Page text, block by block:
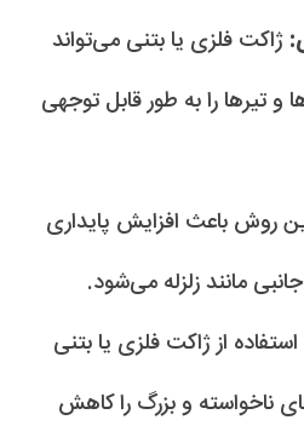
ژاکت فلزی یا بتنی می‌تواند
تیرها را به طور قابل توجهی
روش باعث افزایش پایداری
مانند زلزله می‌شود.
استفاده از ژاکت فلزی یا بتنی
ناخواسته و بزرگ را کاهش